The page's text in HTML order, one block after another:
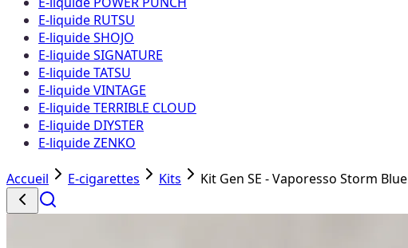
E-liquide RUTSU
E-liquide SHOJO
E-liquide SIGNATURE
E-liquide TATSU
E-liquide VINTAGE
E-liquide TERRIBLE CLOUD
E-liquide DIYSTER
E-liquide ZENKO
Accueil E-cigarettes Kits Kit Gen SE - Vaporesso Storm Blue